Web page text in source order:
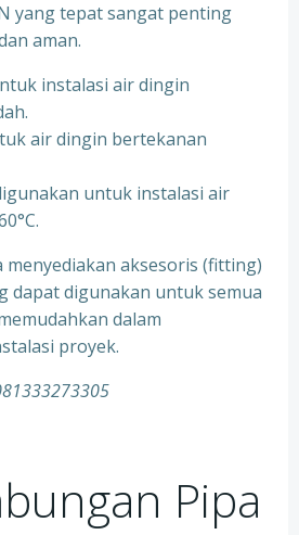
yang tepat sangat penting
aman.
instalasi air dingin
air dingin bertekanan
untuk instalasi air
menyediakan aksesoris (fitting)
dapat digunakan untuk semua
dalam
proyek.
Pipa